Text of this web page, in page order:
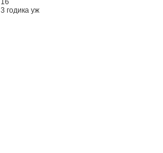
16
3 годика уж